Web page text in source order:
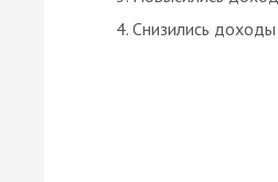
Снизились доходы